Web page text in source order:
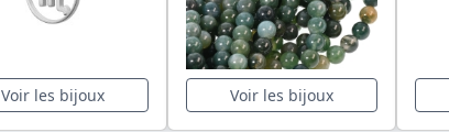
Voir les bijoux Voir les bijoux